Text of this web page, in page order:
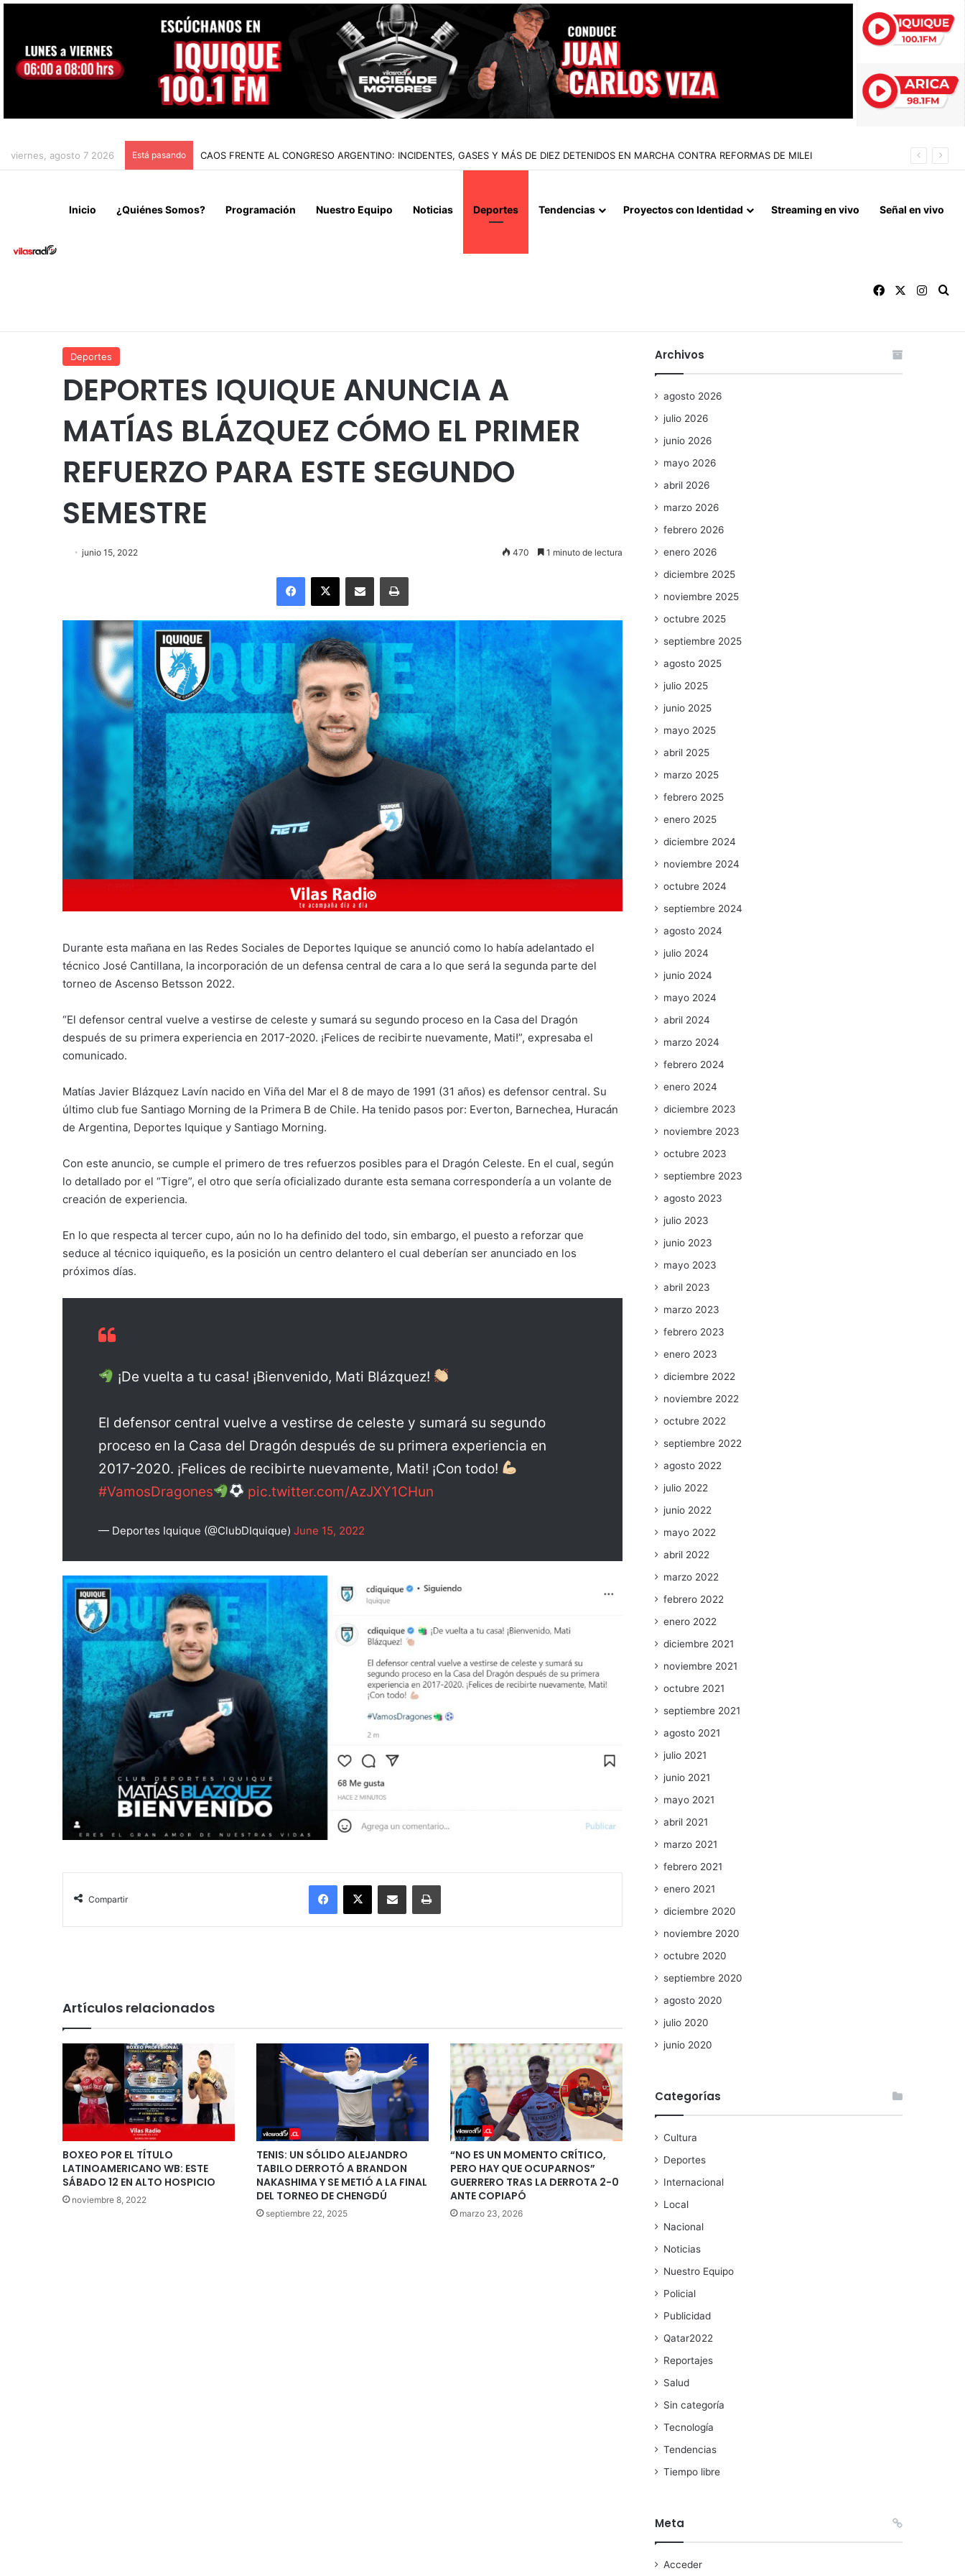
viernes, agosto 7 2026 Está pasando CHILE Y VENEZUELA OFICIALIZAN EL REINICIO DE RELACIONES CONSULARES Y AVANZAN HACIA LA NORMALIZACIÓN DE VÍNCULOS BILATERALES
Inicio ¿Quiénes Somos? Programación Nuestro Equipo Noticias Deportes Tendencias Proyectos con Identidad Streaming en vivo Señal en vivo
Facebook
Deportes
DEPORTES IQUIQUE ANUNCIA A
MATÍAS BLÁZQUEZ CÓMO EL PRIMER
REFUERZO PARA ESTE SEGUNDO
SEMESTRE
junio 15, 2022 470 1 minuto de lectura
Facebook
X Enviar vía email Imprimir
Durante esta mañana en las Redes Sociales de Deportes Iquique se anunció como lo había adelantado el
técnico José Cantillana, la incorporación de un defensa central de cara a lo que será la segunda parte del
torneo de Ascenso Betsson 2022.
“El defensor central vuelve a vestirse de celeste y sumará su segundo proceso en la Casa del Dragón
después de su primera experiencia en 2017-2020. ¡Felices de recibirte nuevamente, Mati!”, expresaba el
comunicado.
Matías Javier Blázquez Lavín nacido en Viña del Mar el 8 de mayo de 1991 (31 años) es defensor central. Su
último club fue Santiago Morning de la Primera B de Chile. Ha tenido pasos por: Everton, Barnechea, Huracán
de Argentina, Deportes Iquique y Santiago Morning.
Con este anuncio, se cumple el primero de tres refuerzos posibles para el Dragón Celeste. En el cual, según
lo detallado por el “Tigre”, el otro que sería oficializado durante esta semana correspondería a un volante de
creación de experiencia.
En lo que respecta al tercer cupo, aún no lo ha definido del todo, sin embargo, el puesto a reforzar que
seduce al técnico iquiqueño, es la posición un centro delantero el cual deberían ser anunciado en los
próximos días.
¡De vuelta a tu casa! ¡Bienvenido, Mati Blázquez!
El defensor central vuelve a vestirse de celeste y sumará su segundo
proceso en la Casa del Dragón después de su primera experiencia en
2017-2020. ¡Felices de recibirte nuevamente, Mati! ¡Con todo!
#VamosDragones
pic.twitter.com/AzJXY1CHun
— Deportes Iquique (@ClubDIquique) June 15, 2022
Compartir
Facebook
X Enviar vía email Imprimir
Artículos relacionados
BOXEO POR EL TÍTULO
LATINOAMERICANO WB: ESTE
SÁBADO 12 EN ALTO HOSPICIO
noviembre 8, 2022
TENIS: UN SÓLIDO ALEJANDRO
TABILO DERROTÓ A BRANDON
NAKASHIMA Y SE METIÓ A LA FINAL
DEL TORNEO DE CHENGDÚ
septiembre 22, 2025
“NO ES UN MOMENTO CRÍTICO,
PERO HAY QUE OCUPARNOS”
GUERRERO TRAS LA DERROTA 2-0
ANTE COPIAPÓ
marzo 23, 2026
Archivos
agosto 2026
julio 2026
junio 2026
mayo 2026
abril 2026
marzo 2026
febrero 2026
enero 2026
diciembre 2025
noviembre 2025
octubre 2025
septiembre 2025
agosto 2025
julio 2025
junio 2025
mayo 2025
abril 2025
marzo 2025
febrero 2025
enero 2025
diciembre 2024
noviembre 2024
octubre 2024
septiembre 2024
agosto 2024
julio 2024
junio 2024
mayo 2024
abril 2024
marzo 2024
febrero 2024
enero 2024
diciembre 2023
noviembre 2023
octubre 2023
septiembre 2023
agosto 2023
julio 2023
junio 2023
mayo 2023
abril 2023
marzo 2023
febrero 2023
enero 2023
diciembre 2022
noviembre 2022
octubre 2022
septiembre 2022
agosto 2022
julio 2022
junio 2022
mayo 2022
abril 2022
marzo 2022
febrero 2022
enero 2022
diciembre 2021
noviembre 2021
octubre 2021
septiembre 2021
agosto 2021
julio 2021
junio 2021
mayo 2021
abril 2021
marzo 2021
febrero 2021
enero 2021
diciembre 2020
noviembre 2020
octubre 2020
septiembre 2020
agosto 2020
julio 2020
junio 2020
Categorías
Cultura
Deportes
Internacional
Local
Nacional
Noticias
Nuestro Equipo
Policial
Publicidad
Qatar2022
Reportajes
Salud
Sin categoría
Tecnología
Tendencias
Tiempo libre
Meta
Acceder